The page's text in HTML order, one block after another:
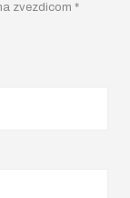
zvezdicom *